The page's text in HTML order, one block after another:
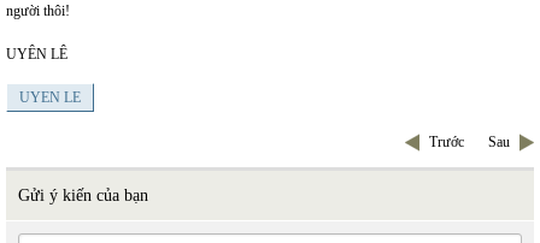
người thôi!
UYÊN LÊ
UYEN LE
Trước Sau
Gửi ý kiến của bạn